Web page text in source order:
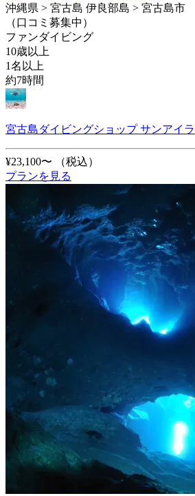
沖縄県 > 宮古島 伊良部島 > 宮古島市
（口コミ募集中）
ファンダイビング
10歳以上
1名以上
約7時間
宮古島ダイビングショップ サンアイ
¥23,100〜
（税込）
プランを見る